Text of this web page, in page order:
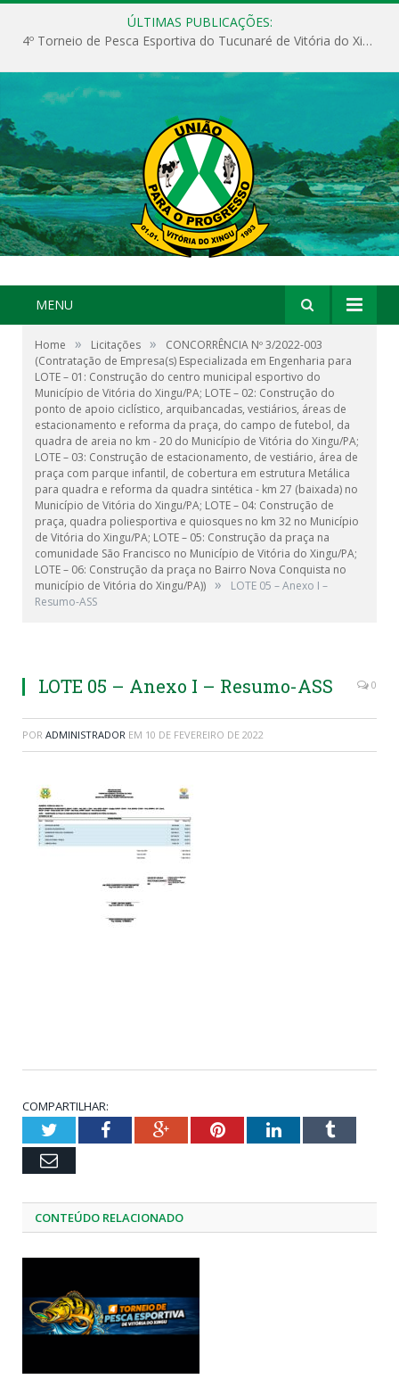
ÚLTIMAS PUBLICAÇÕES:
4º Torneio de Pesca Esportiva do Tucunaré de Vitória do Xingu
MENU
Home » Licitações »
CONCORRÊNCIA Nº 3/2022-003
(Contratação de Empresa(s) Especializada em Engenharia para
LOTE – 01: Construção do centro municipal esportivo do
Município de Vitória do Xingu/PA; LOTE – 02: Construção do
ponto de apoio ciclístico, arquibancadas, vestiários, áreas de
estacionamento e reforma da praça, do campo de futebol, da
quadra de areia no km - 20 do Município de Vitória do Xingu/PA;
LOTE – 03: Construção de estacionamento, de vestiário, área de
praça com parque infantil, de cobertura em estrutura Metálica
para quadra e reforma da quadra sintética - km 27 (baixada) no
Município de Vitória do Xingu/PA; LOTE – 04: Construção de
praça, quadra poliesportiva e quiosques no km 32 no Município
de Vitória do Xingu/PA; LOTE – 05: Construção da praça na
comunidade São Francisco no Município de Vitória do Xingu/PA;
LOTE – 06: Construção da praça no Bairro Nova Conquista no
município de Vitória do Xingu/PA)) »
LOTE 05 – Anexo I –
Resumo-ASS
LOTE 05 – Anexo I – Resumo-ASS 0
POR ADMINISTRADOR EM 10 DE FEVEREIRO DE 2022
COMPARTILHAR:
TwitterFacebookGoogle+PinterestLinkedInTumblr
Email
CONTEÚDO RELACIONADO